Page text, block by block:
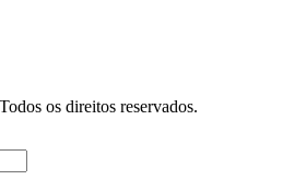
os direitos reservados.